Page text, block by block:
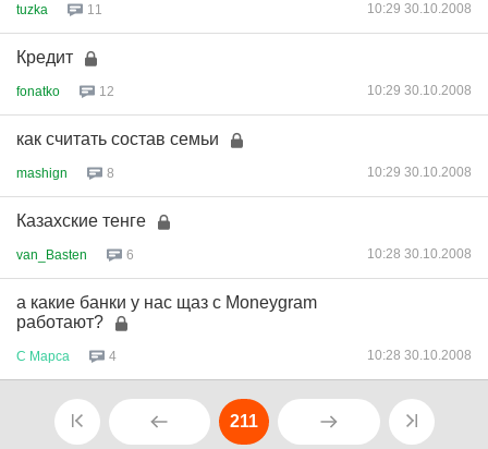
tuzka 11 10:29 30.10.2008
Кредит
fonatko 12 10:29 30.10.2008
как считать состав семьи
mashign 8 10:29 30.10.2008
Казахские тенге
van_Basten 6 10:28 30.10.2008
а какие банки у нас щаз с Мoneygram
работают?
С Марса 4 10:28 30.10.2008
211